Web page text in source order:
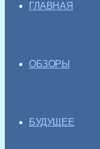
ГЛАВНАЯ
ОБЗОРЫ
БУДУЩЕЕ